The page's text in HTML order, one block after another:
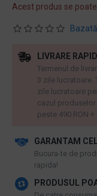
Acest produs se
GARANTAM
​Bucura-te de
rapida!
PRODUSUL
LIVRARE
Termenul de
3 zile lucratoare.
zile lucratoare
cazul
peste 490 RON